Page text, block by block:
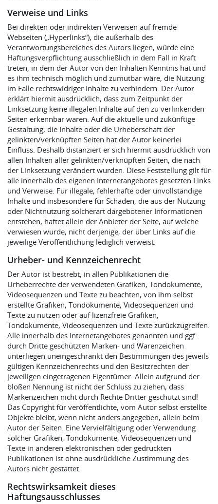
Verweise und Links
Bei direkten oder indirekten Verweisen auf fremde
Webseiten („Hyperlinks“), die außerhalb des
Verantwortungsbereiches des Autors liegen, würde eine
Haftungsverpflichtung ausschließlich in dem Fall in Kraft
treten, in dem der Autor von den Inhalten Kenntnis hat und
es ihm technisch möglich und zumutbar wäre, die Nutzung
im Falle rechtswidriger Inhalte zu verhindern. Der Autor
erklärt hiermit ausdrücklich, dass zum Zeitpunkt der
Linksetzung keine illegalen Inhalte auf den zu verlinkenden
Seiten erkennbar waren. Auf die aktuelle und zukünftige
Gestaltung, die Inhalte oder die Urheberschaft der
gelinkten/verknüpften Seiten hat der Autor keinerlei
Einfluss. Deshalb distanziert er sich hiermit ausdrücklich von
allen Inhalten aller gelinkten/verknüpften Seiten, die nach
der Linksetzung verändert wurden. Diese Feststellung gilt für
alle innerhalb des eigenen Internetangebotes gesetzten Links
und Verweise. Für illegale, fehlerhafte oder unvollständige
Inhalte und insbesondere für Schäden, die aus der Nutzung
oder Nichtnutzung solcherart dargebotener Informationen
entstehen, haftet allein der Anbieter der Seite, auf welche
verwiesen wurde, nicht derjenige, der über Links auf die
jeweilige Veröffentlichung lediglich verweist.
Urheber- und Kennzeichenrecht
Der Autor ist bestrebt, in allen Publikationen die
Urheberrechte der verwendeten Grafiken, Tondokumente,
Videosequenzen und Texte zu beachten, von ihm selbst
erstellte Grafiken, Tondokumente, Videosequenzen und
Texte zu nutzen oder auf lizenzfreie Grafiken,
Tondokumente, Videosequenzen und Texte zurückzugreifen.
Alle innerhalb des Internetangebotes genannten und ggf.
durch Dritte geschützten Marken- und Warenzeichen
unterliegen uneingeschränkt den Bestimmungen des jeweils
gültigen Kennzeichenrechts und den Besitzrechten der
jeweiligen eingetragenen Eigentümer. Allein aufgrund der
bloßen Nennung ist nicht der Schluss zu ziehen, dass
Markenzeichen nicht durch Rechte Dritter geschützt sind!
Das Copyright für veröffentlichte, vom Autor selbst erstellte
Objekte bleibt, wenn nicht anders angegeben, allein beim
Autor der Seiten. Eine Vervielfältigung oder Verwendung
solcher Grafiken, Tondokumente, Videosequenzen und
Texte in anderen elektronischen oder gedruckten
Publikationen ist ohne ausdrückliche Zustimmung des
Autors nicht gestattet.
Rechtswirksamkeit dieses
Haftungsausschlusses